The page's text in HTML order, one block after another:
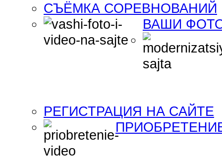
СЪЁМКА СОРЕВНОВАНИЙ
ВАШИ
РЕГИСТРАЦИЯ НА САЙТЕ